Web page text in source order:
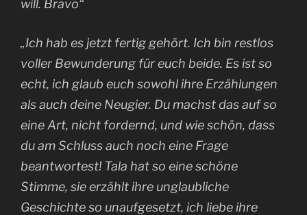
will. Bravo“
„Ich hab es jetzt fertig gehört. Ich bin restlos
voller Bewunderung für euch beide. Es ist so
echt, ich glaub euch sowohl ihre Erzählungen
als auch deine Neugier. Du machst das auf so
eine Art, nicht fordernd, und wie schön, dass
du am Schluss auch noch eine Frage
beantwortest! Tala hat so eine schöne
Stimme, sie erzählt ihre unglaubliche
Geschichte so unaufgesetzt, ich liebe ihre